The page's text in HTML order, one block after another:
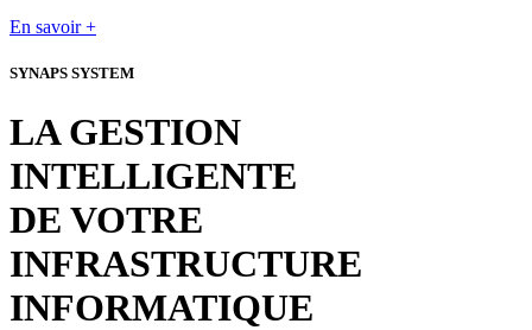
En savoir +
SYNAPS SYSTEM
LA GESTION
INTELLIGENTE
DE VOTRE
INFRASTRUCTURE
INFORMATIQUE